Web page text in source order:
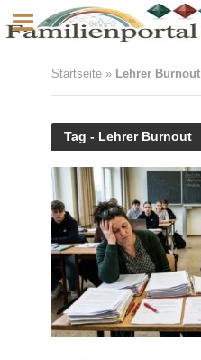
Startseite» Lehrer Burnout
Tag - Lehrer Burnout